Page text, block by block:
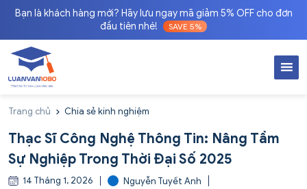
Bạn là khách hàng mới? Hãy lưu ngay mã giảm 5% OFF cho đơn
đầu tiên nhé!
SAVE 5%
Trang chủ Chia sẻ kinh nghiệm
Thạc Sĩ Công Nghệ Thông Tin: Nâng Tầm
Sự Nghiệp Trong Thời Đại Số 2025
14 Tháng 1, 2026
Nguyễn Tuyết Anh